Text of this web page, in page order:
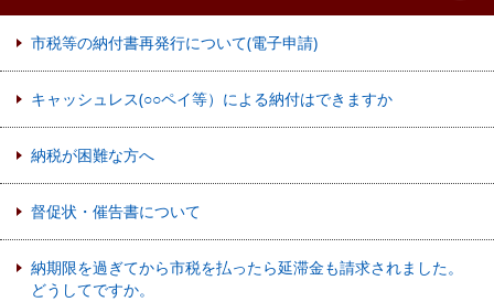
市税等の納付書再発行について(電子申請)
キャッシュレス(○○ペイ等）による納付はできますか
納税が困難な方へ
督促状・催告書について
納期限を過ぎてから市税を払ったら延滞金も請求されました。
どうしてですか。